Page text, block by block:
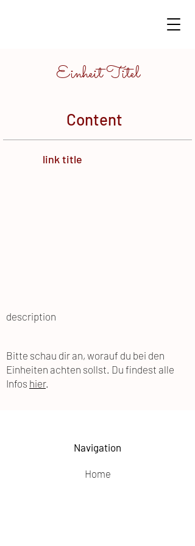
Einheit Titel
Content
link title
description
Bitte schau dir an, worauf du bei den
Einheiten achten sollst. Du findest alle
Infos hier.
Navigation
Home